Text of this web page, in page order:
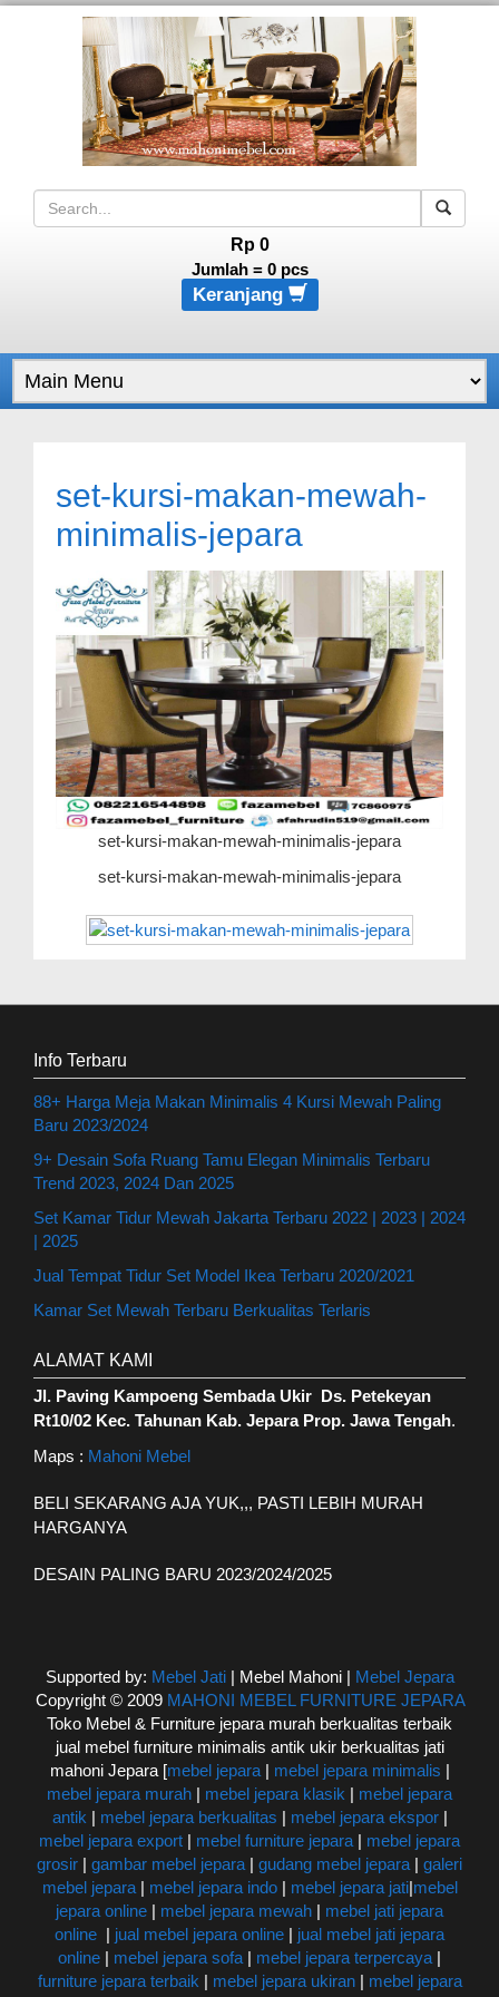
Rp 0
Jumlah = 0pcs
Keranjang
set-kursi-makan-mewah-
minimalis-jepara
set-kursi-makan-mewah-minimalis-jepara
set-kursi-makan-mewah-minimalis-jepara
Info Terbaru
88+ Harga Meja Makan Minimalis 4 Kursi Mewah Paling
Baru 2023/2024
9+ Desain Sofa Ruang Tamu Elegan Minimalis Terbaru
Trend 2023, 2024 Dan 2025
Set Kamar Tidur Mewah Jakarta Terbaru 2022 | 2023 | 2024
| 2025
Jual Tempat Tidur Set Model Ikea Terbaru 2020/2021
Kamar Set Mewah Terbaru Berkualitas Terlaris
ALAMAT KAMI
Jl. Paving Kampoeng Sembada Ukir Ds. Petekeyan
Rt10/02 Kec. Tahunan Kab. Jepara Prop. Jawa Tengah.
Maps : Mahoni Mebel
BELI SEKARANG AJA YUK,,, PASTI LEBIH MURAH
HARGANYA
DESAIN PALING BARU 2023/2024/2025
Supported by: Mebel Jati| Mebel Mahoni | Mebel Jepara
Copyright © 2009 MAHONI MEBEL FURNITURE JEPARA
Toko Mebel & Furniture jepara murah berkualitas terbaik
jual mebel furniture minimalis antik ukir berkualitas jati
mahoni Jepara [mebel jepara| mebel jepara minimalis |
mebel jepara murah | mebel jepara klasik | mebel jepara
antik | mebel jepara berkualitas | mebel jepara ekspor|
mebel jepara export | mebel furniture jepara | mebel jepara
grosir | gambar mebel jepara | gudang mebel jepara | galeri
mebel jepara| mebel jepara indo| mebel jepara jati|mebel
jepara online | mebel jepara mewah | mebel jati jepara
online | jual mebel jepara online | jual mebel jati jepara
online | mebel jepara sofa | mebel jepara terpercaya |
furniture jepara terbaik | mebel jepara ukiran| mebel jepara